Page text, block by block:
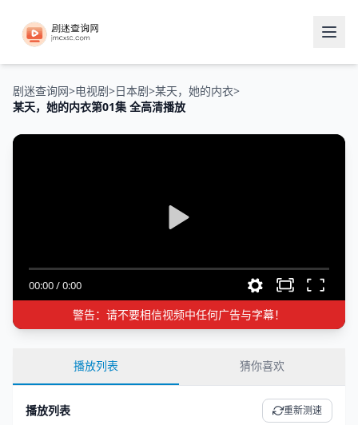
剧迷查询网>电视剧>日本剧>某天，她的内衣>
某天，她的内衣第01集 全高清播放
00:00/0:00
警告：请不要相信视频中任何广告与字幕！
播放列表 猜你喜欢
播放列表 重新测速